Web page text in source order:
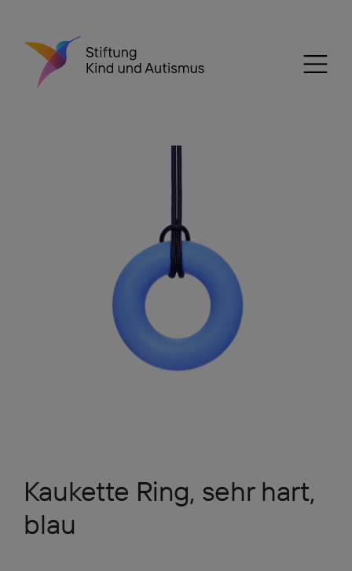
Kaukette Ring, sehr hart,
blau